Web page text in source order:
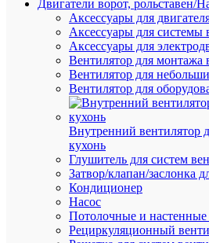
Двигатели ворот, рольставен/
Аксессуары для
Аксессуары для системы
Аксессуары для
Вентилятор для монтажа
Вентилятор для
Вентилятор для
Внутренний вентилятор
кухонь
Глушитель для систем
Затвор/клапан/заслонка
Кондиционер
Насос
Потолочные и настенные
Рециркуляционный